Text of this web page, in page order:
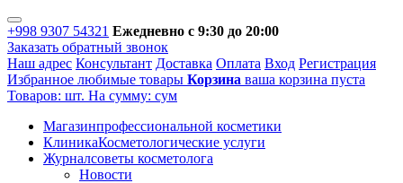
+998 9307 54321 Ежедневно с 9:30 до 20:00
Заказать обратный звонок
Наш адрес Консультант Доставка Оплата Вход Регистрация
Избранное любимые товары Корзина ваша корзина пуста
Товаров: шт. На сумму: сум
Магазинпрофессиональной косметики
КлиникаКосметологические услуги
Журналсоветы косметолога
Новости